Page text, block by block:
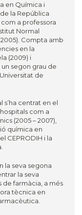
en Química i
la República
com a professora
Normal
Compta amb
en la
(2009) i
segon grau de
de
s’ha centrat en el
com a
(2005 – 2007),
química en
CEPRODIH i la
la seva segona
la seva
de farmàcia, a més
tècnica en